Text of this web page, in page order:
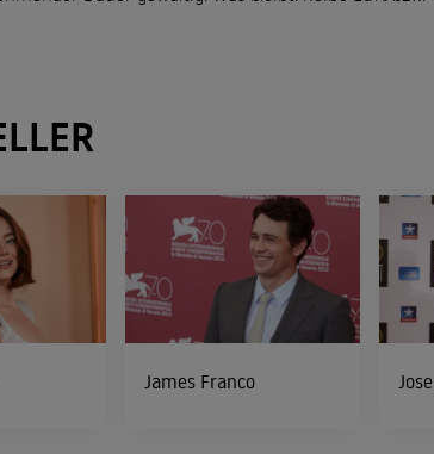
James Franco